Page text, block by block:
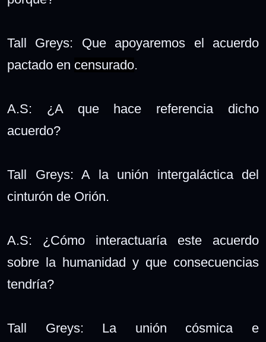
Tall Greys: Que apoyaremos el acuerdo
pactado en censurado.
A.S: ¿A que hace referencia dicho
acuerdo?
Tall Greys: A la unión intergaláctica del
cinturón de Orión.
A.S: ¿Cómo interactuaría este acuerdo
sobre la humanidad y que consecuencias
tendría?
Tall Greys: La unión cósmica e